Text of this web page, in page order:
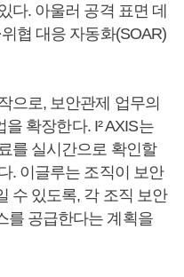
다. 아울러 공격 표면 데
협 대응 자동화(SOAR)
으로, 보안관제 업무의
을 확장한다. I² AXIS는
를 실시간으로 확인할
. 이글루는 조직이 보안
수 있도록, 각 조직 보안
를 공급한다는 계획을